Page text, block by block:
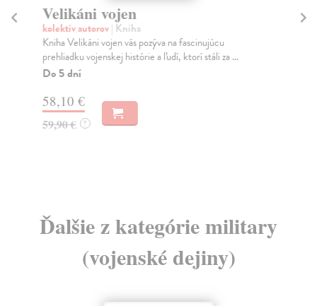
Velikáni vojen
kolektív autorov| Kniha
Kniha Velikáni vojen vás pozýva na fascinujúcu
prehliadku vojenskej histórie a ľudí, ktorí stáli za ...
Do 5 dní
58,10 €
59,90 € ?
Ďalšie z kategórie military
(vojenské dejiny)